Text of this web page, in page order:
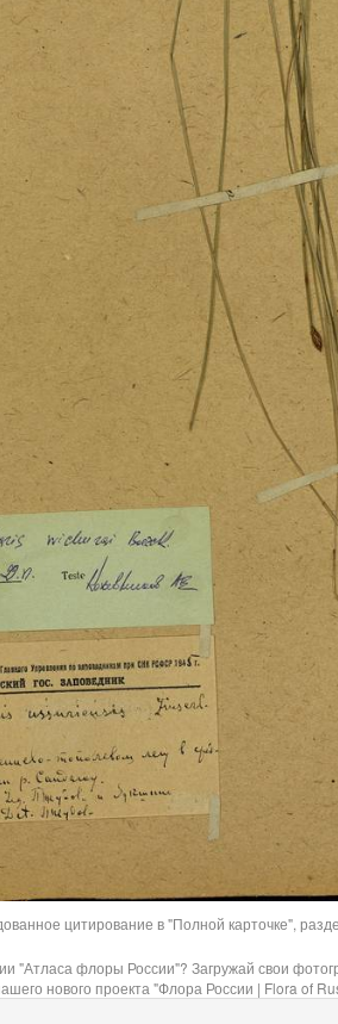
цитирование в "Полной карточке",
"Атласа флоры России"? Загружай свои
нового проекта "Флора России | Flora of